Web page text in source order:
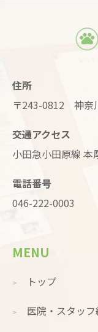
住所
〒243-0812 神奈
交通アクセス
小田急小田原線 本
電話番号
046-222-0003
MENU
トップ
医院・スタッ